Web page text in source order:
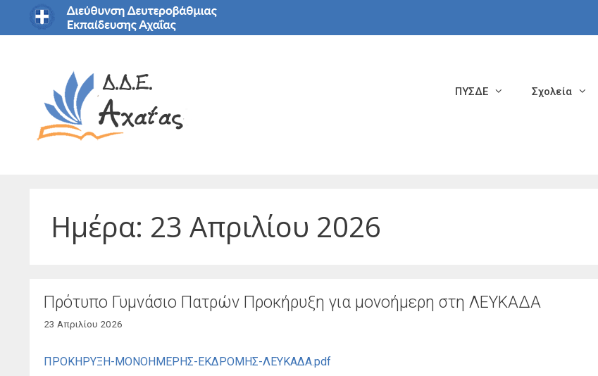
Μετάβαση
ΠΥΣΔΕ Σχολεία
Ημέρα: 23 Απριλίου 2026
Πρότυπο Γυμνάσιο Πατρών Προκήρυξη για μονοήμερη στη ΛΕΥΚΑΔΑ
23 Απριλίου 2026
ΠΡΟΚΗΡΥΞΗ-ΜΟΝΟΗΜΕΡΗΣ-ΕΚΔΡΟΜΗΣ-ΛΕΥΚΑΔΑ.pdf